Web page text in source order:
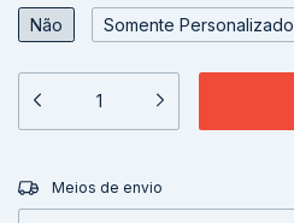
Não Somente Personalizado
Entregas para o CEP:
Meios de envio